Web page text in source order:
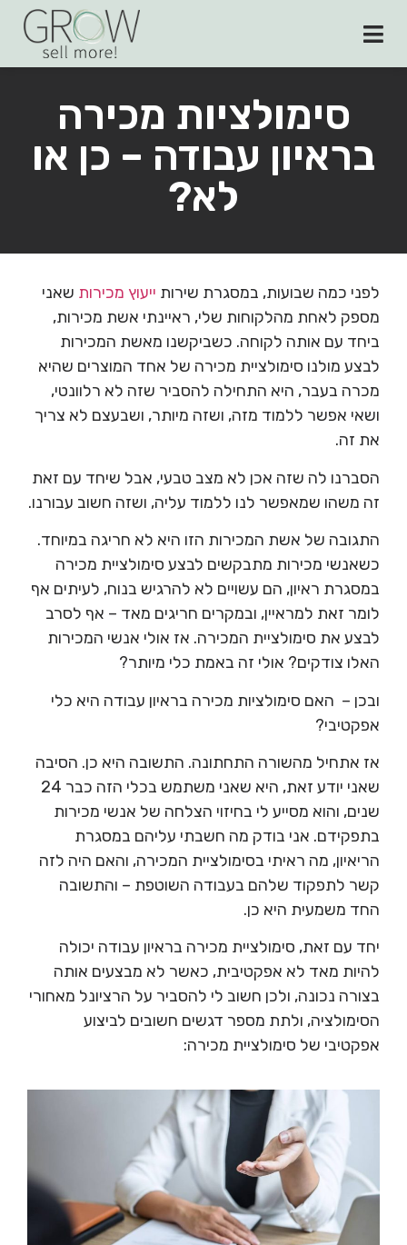
סימולציות מכירה
בראיון עבודה – כן או
לא?
לפני כמה שבועות, במסגרת שירות ייעוץ מכירות שאני
מספק לאחת מהלקוחות שלי, ראיינתי אשת מכירות,
ביחד עם אותה לקוחה. כשביקשנו מאשת המכירות
לבצע מולנו סימולציית מכירה של אחד המוצרים שהיא
מכרה בעבר, היא התחילה להסביר שזה לא רלוונטי,
ושאי אפשר ללמוד מזה, ושזה מיותר, ושבעצם לא צריך
את זה.
הסברנו לה שזה אכן לא מצב טבעי, אבל שיחד עם זאת
זה משהו שמאפשר לנו ללמוד עליה, ושזה חשוב עבורנו.
התגובה של אשת המכירות הזו היא לא חריגה במיוחד.
כשאנשי מכירות מתבקשים לבצע סימולציית מכירה
במסגרת ראיון, הם עשויים לא להרגיש בנוח, לעיתים אף
לומר זאת למראיין, ובמקרים חריגים מאד – אף לסרב
לבצע את סימולציית המכירה. אז אולי אנשי המכירות
האלו צודקים? אולי זה באמת כלי מיותר?
ובכן – האם סימולציות מכירה בראיון עבודה היא כלי
אפקטיבי?
אז אתחיל מהשורה התחתונה. התשובה היא כן. הסיבה
שאני יודע זאת, היא שאני משתמש בכלי הזה כבר 24
שנים, והוא מסייע לי בחיזוי הצלחה של אנשי מכירות
בתפקידם. אני בודק מה חשבתי עליהם במסגרת
הריאיון, מה ראיתי בסימולציית המכירה, והאם היה לזה
קשר לתפקוד שלהם בעבודה השוטפת – והתשובה
החד משמעית היא כן.
יחד עם זאת, סימולציית מכירה בראיון עבודה יכולה
להיות מאד לא אפקטיבית, כאשר לא מבצעים אותה
בצורה נכונה, ולכן חשוב לי להסביר על הרציונל מאחורי
הסימולציה, ולתת מספר דגשים חשובים לביצוע
אפקטיבי של סימולציית מכירה: